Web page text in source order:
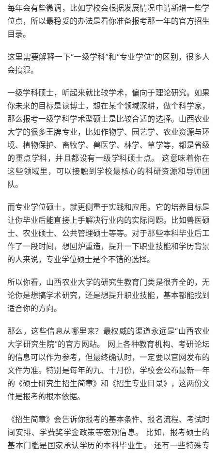
每年会有些微调，比如学校会根据发展情况申请新增一些学
位点，所以最稳妥的办法是看你准备报考那一年的官方招生
目录。
这里需要解释一下“一级学科”和“专业学位”的区别，很多人
会搞混。
一级学科硕士，听起来就比较学术，偏向于理论研究。如果
你未来的目标是读博士，想在某个领域深耕，做个科学家，
那么报考一级学科学术型硕士是比较合适的选择。山西农业
大学的很多王牌专业，比如作物学、园艺学、农业资源与环
境、植物保护、畜牧学、兽医学、林学、草学等，都是省级
的重点学科，并且都设有一级学科硕士点。 这意味着你在
这些领域里，可以接触到学校最核心的科研资源和导师团
队。
而专业学位硕士，就更侧重于实践和应用。它的培养目标是
让你毕业后能直接上手解决行业内的实际问题。比如兽医硕
士、农业硕士、公共管理硕士等等。对于那些本科毕业后工
作了一段时间，想回炉重造，提升一下职业技能和学历背景
的人来说，专业学位硕士是个不错的选择。
所以你看，山西农业大学的研究生教育门类是很齐全的，无
论你是想搞学术研究，还是想提升职业技能，基本都能找到
适合你的方向。
那么，这些信息从哪里来？最权威的渠道永远是“山西农业
大学研究生院”的官方网站。 网上各种教育机构、考研论坛
的信息可以作为参考，但最终确认时，一定要以官网发布的
文件为准。特别是每年的九、十月份，学校会公布最新一年
的《硕士研究生招生简章》和《招生专业目录》，这两份文
件是报考的根本依据。
《招生简章》会告诉你报考的基本条件、报名流程、考试时
间安排、学费奖学金政策等宏观信息。 比如，报考硕士的
基本门槛是国家承认学历的本科毕业生。 还有一些特殊专